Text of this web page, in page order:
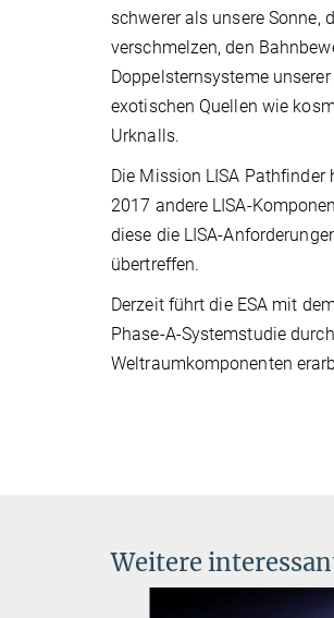
schwerer als unsere Sonne,
verschmelzen, den
Doppelsternsysteme
exotischen Quellen wie
Urknalls.
Die Mission LISA
2017 andere LISA-
diese die LISA-
übertreffen.
Derzeit führt die ESA mit
Phase-A-Systemstudie
Weltraumkomponenten
Weitere